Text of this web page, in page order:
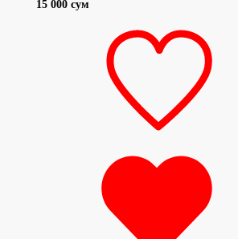
15 000 сум